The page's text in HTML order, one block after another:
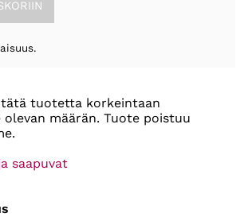
tuotetta korkeintaan
olevan määrän. Tuote poistuu
saapuvat